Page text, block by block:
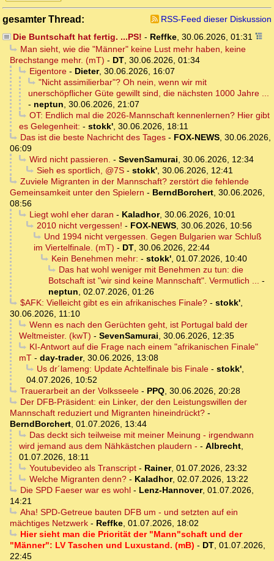
gesamter Thread:
RSS-Feed dieser Diskussion
Die Buntschaft hat fertig. ...PS! - Reffke, 30.06.2026, 01:31
Man sieht, wie die "Männer" keine Lust mehr haben, keine
Brechstange mehr. (mT) - DT, 30.06.2026, 01:34
Eigentore- Dieter, 30.06.2026, 16:07
"Nicht assimilierbar"? Oh nein, wenn wir mit
unerschöpflicher Güte gewillt sind, die nächsten 1000 Jahre ...
- neptun, 30.06.2026, 21:07
OT: Endlich mal die 2026-Mannschaft kennenlernen? Hier gibt
es Gelegenheit: - stokk', 30.06.2026, 18:11
Das ist die beste Nachricht des Tages- FOX-NEWS, 30.06.2026,
06:09
Wird nicht passieren. - SevenSamurai, 30.06.2026, 12:34
Sieh es sportlich, @7S- stokk', 30.06.2026, 12:41
Zuviele Migranten in der Mannschaft? zerstört die fehlende
Gemeinsamkeit unter den Spielern - BerndBorchert, 30.06.2026,
08:56
Liegt wohl eher daran - Kaladhor, 30.06.2026, 10:01
2010 nicht vergessen! - FOX-NEWS, 30.06.2026, 10:56
Und 1994 nicht vergessen. Gegen Bulgarien war Schluß
im Viertelfinale. (mT) - DT, 30.06.2026, 22:44
Kein Benehmen mehr: - stokk', 01.07.2026, 10:40
Das hat wohl weniger mit Benehmen zu tun: die
Botschaft ist "wir sind keine Mannschaft". Vermutlich ... -
neptun, 02.07.2026, 01:26
$AFK: Vielleicht gibt es ein afrikanisches Finale?- stokk',
30.06.2026, 11:10
Wenn es nach den Gerüchten geht, ist Portugal bald der
Weltmeister. (kwT) - SevenSamurai, 30.06.2026, 12:35
KI-Antwort auf die Frage nach einem "afrikanischen Finale"
mT - day-trader, 30.06.2026, 13:08
Us dr´lameng: Update Achtelfinale bis Finale- stokk',
04.07.2026, 10:52
Trauerarbeit an der Volksseele- PPQ, 30.06.2026, 20:28
Der DFB-Präsident: ein Linker, der den Leistungswillen der
Mannschaft reduziert und Migranten hineindrückt? -
BerndBorchert, 01.07.2026, 13:44
Das deckt sich teilweise mit meiner Meinung - irgendwann
wird jemand aus dem Nähkästchen plaudern - - Albrecht,
01.07.2026, 18:11
Youtubevideo als Transcript- Rainer, 01.07.2026, 23:32
Welche Migranten denn?- Kaladhor, 02.07.2026, 13:22
Die SPD Faeser war es wohl- Lenz-Hannover, 01.07.2026,
14:21
Aha! SPD-Getreue bauten DFB um - und setzten auf ein
mächtiges Netzwerk - Reffke, 01.07.2026, 18:02
Hier sieht man die Priorität der "Mann"schaft und der
"Männer": LV Taschen und Luxustand. (mB) - DT, 01.07.2026,
22:45